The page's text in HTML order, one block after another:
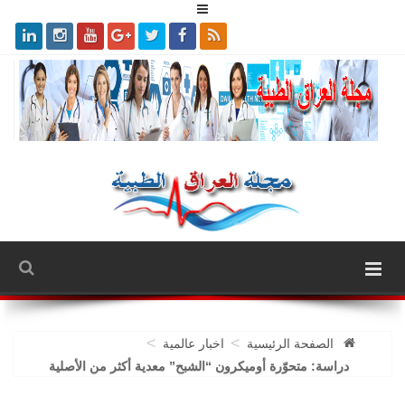
الصفحة الرئيسية > اخبار عالمية >
دراسة: متحوّرة أوميكرون “الشبح” معدية أكثر من الأصلية